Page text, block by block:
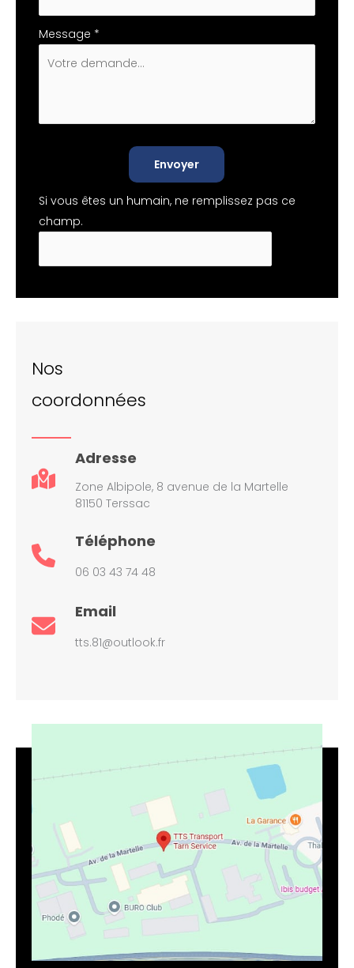
Message *
Envoyer
Si vous êtes un humain, ne remplissez pas ce
champ.
Nos
coordonnées
Adresse
Zone Albipole, 8 avenue de la Martelle
81150 Terssac
Téléphone
06 03 43 74 48
Email
tts.81@outlook.fr